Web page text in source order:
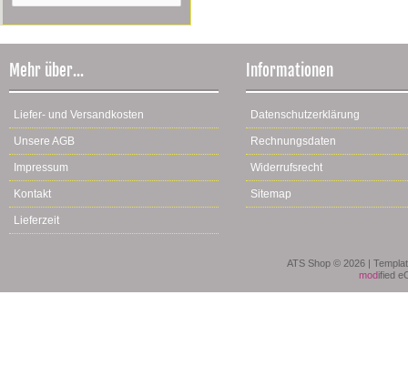
Mehr über...
Liefer- und Versandkosten
Unsere AGB
Impressum
Kontakt
Lieferzeit
Informationen
Datenschutzerklärung
Rechnungsdaten
Widerrufsrecht
Sitemap
ATS Shop © 2026 |
modified